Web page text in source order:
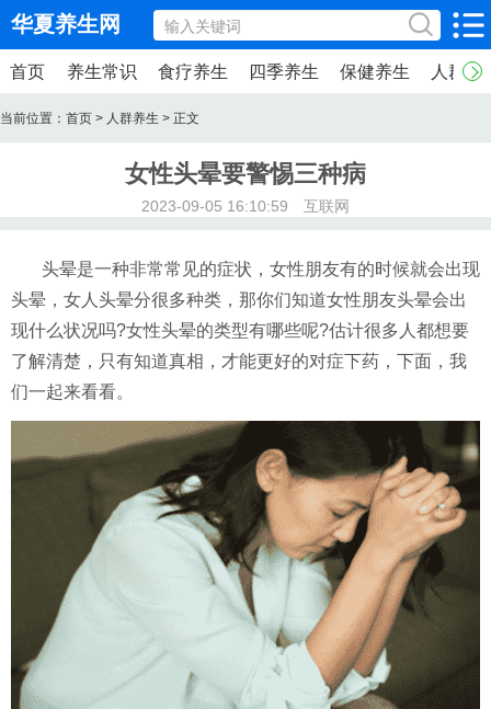
华夏养生网
首页 养生常识 食疗养生 四季养生 保健养生 人群养
当前位置： 首页 > 人群养生 > 正文
女性头晕要警惕三种病
2023-09-05 16:10:59 互联网
头晕是一种非常常见的症状，女性朋友有的时候就会出现
头晕，女人头晕分很多种类，那你们知道女性朋友头晕会出
现什么状况吗?女性头晕的类型有哪些呢?估计很多人都想要
了解清楚，只有知道真相，才能更好的对症下药，下面，我
们一起来看看。